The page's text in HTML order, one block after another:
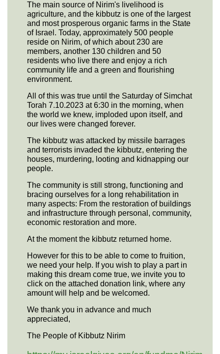
The main source of Nirim's livelihood is
agriculture, and the kibbutz is one of the largest
and most prosperous organic farms in the State
of Israel. Today, approximately 500 people
reside on Nirim, of which about 230 are
members, another 130 children and 50
residents who live there and enjoy a rich
community life and a green and flourishing
environment.
All of this was true until the Saturday of Simchat
Torah 7.10.2023 at 6:30 in the morning, when
the world we knew, imploded upon itself, and
our lives were changed forever.
The kibbutz was attacked by missile barrages
and terrorists invaded the kibbutz, entering the
houses, murdering, looting and kidnapping our
people.
The community is still strong, functioning and
bracing ourselves for a long rehabilitation in
many aspects: From the restoration of buildings
and infrastructure through personal, community,
economic restoration and more.
At the moment the kibbutz returned home.
However for this to be able to come to fruition,
we need your help. If you wish to play a part in
making this dream come true, we invite you to
click on the attached donation link, where any
amount will help and be welcomed.
We thank you in advance and much
appreciated,
The People of Kibbutz Nirim